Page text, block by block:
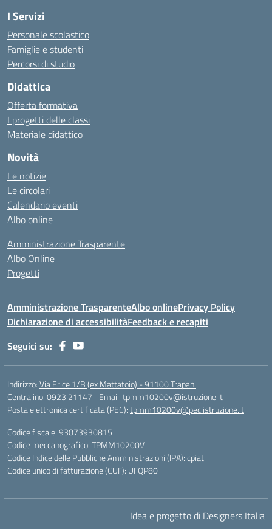
I Servizi
Personale scolastico
Famiglie e studenti
Percorsi di studio
Didattica
Offerta formativa
I progetti delle classi
Materiale didattico
Novità
Le notizie
Le circolari
Calendario eventi
Albo online
Amministrazione Trasparente
Albo Online
Progetti
Amministrazione TrasparenteAlbo onlinePrivacy Policy
Dichiarazione di accessibilitàFeedback e recapiti
Seguici su:
Indirizzo:Via Erice 1/B (ex Mattatoio) - 91100 Trapani
Centralino:0923 21147 Email:tpmm10200v@istruzione.it
Posta elettronica certificata (PEC):tpmm10200v@pec.istruzione.it
Codice fiscale: 93073930815
Codice meccanografico:TPMM10200V
Codice Indice delle Pubbliche Amministrazioni (IPA): cpiat
Codice unico di fatturazione (CUF): UFQP80
Idea e progetto di Designers Italia